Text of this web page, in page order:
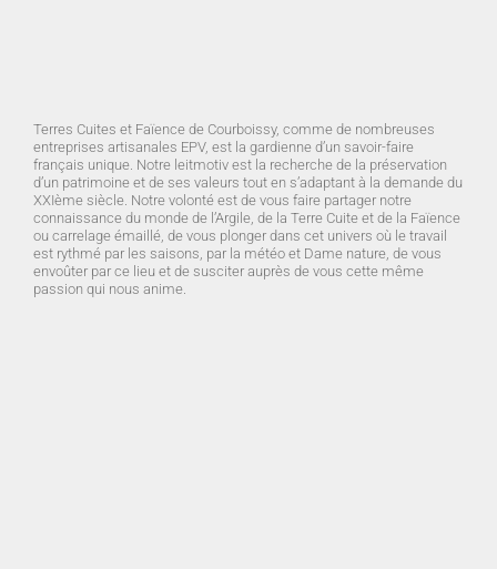
Terres Cuites et Faïence de Courboissy, comme de nombreuses
entreprises artisanales EPV, est la gardienne d’un savoir-faire
français unique. Notre leitmotiv est la recherche de la préservation
d’un patrimoine et de ses valeurs tout en s’adaptant à la demande du
XXIème siècle. Notre volonté est de vous faire partager notre
connaissance du monde de l’Argile, de la Terre Cuite et de la Faïence
ou carrelage émaillé, de vous plonger dans cet univers où le travail
est rythmé par les saisons, par la météo et Dame nature, de vous
envoûter par ce lieu et de susciter auprès de vous cette même
passion qui nous anime.